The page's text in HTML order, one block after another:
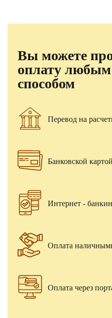
Вы можете
оплату
способом
Перевод на
Банковской
Интернет -
Оплата
Оплата через